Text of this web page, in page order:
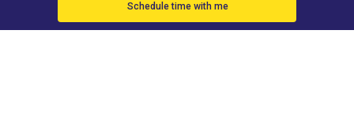
Schedule time with me